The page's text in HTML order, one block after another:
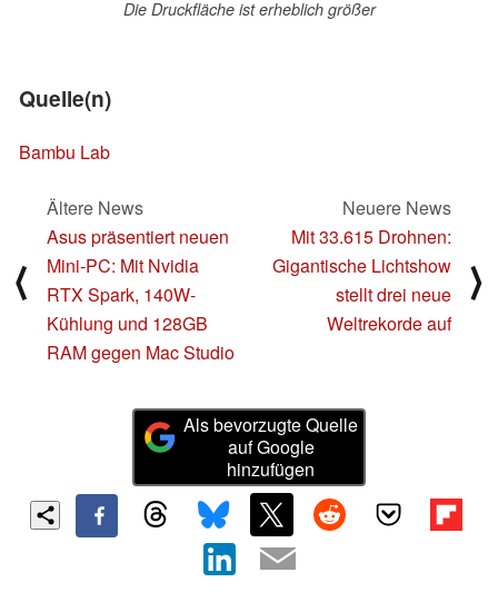
Die Druckfläche ist erheblich größer
Quelle(n)
Bambu Lab
⟨
Ältere News
Asus präsentiert neuen
Mini-PC: Mit Nvidia
RTX Spark, 140W-
Kühlung und 128GB
RAM gegen Mac Studio
Neuere News
Mit 33.615 Drohnen:
Gigantische Lichtshow
stellt drei neue
Weltrekorde auf
⟩
Als bevorzugte Quelle
auf Google
hinzufügen